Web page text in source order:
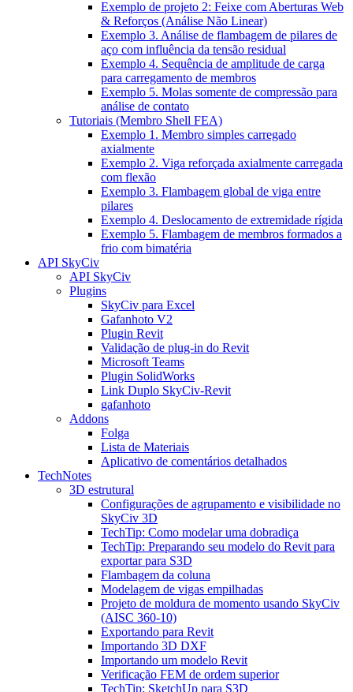
Exemplo de projeto 2: Feixe com Aberturas Web
& Reforços (Análise Não Linear)
Exemplo 3. Análise de flambagem de pilares de
aço com influência da tensão residual
Exemplo 4. Sequência de amplitude de carga
para carregamento de membros
Exemplo 5. Molas somente de compressão para
análise de contato
Tutoriais (Membro Shell FEA)
Exemplo 1. Membro simples carregado
axialmente
Exemplo 2. Viga reforçada axialmente carregada
com flexão
Exemplo 3. Flambagem global de viga entre
pilares
Exemplo 4. Deslocamento de extremidade rígida
Exemplo 5. Flambagem de membros formados a
frio com bimatéria
API SkyCiv
API SkyCiv
Plugins
SkyCiv para Excel
Gafanhoto V2
Plugin Revit
Validação de plug-in do Revit
Microsoft Teams
Plugin SolidWorks
Link Duplo SkyCiv-Revit
gafanhoto
Addons
Folga
Lista de Materiais
Aplicativo de comentários detalhados
TechNotes
3D estrutural
Configurações de agrupamento e visibilidade no
SkyCiv 3D
TechTip: Como modelar uma dobradiça
TechTip: Preparando seu modelo do Revit para
exportar para S3D
Flambagem da coluna
Modelagem de vigas empilhadas
Projeto de moldura de momento usando SkyCiv
(AISC 360-10)
Exportando para Revit
Importando 3D DXF
Importando um modelo Revit
Verificação FEM de ordem superior
TechTip: SketchUp para S3D